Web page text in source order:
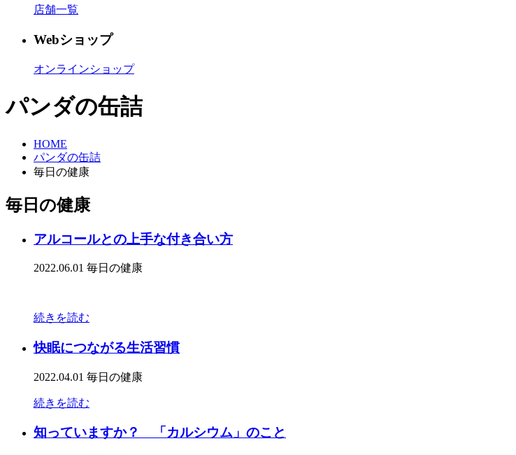
店舗一覧
Webショップ
オンラインショップ
パンダの缶詰
HOME
パンダの缶詰
毎日の健康
毎日の健康
アルコールとの上手な付き合い方
2022.06.01 毎日の健康
続きを読む
快眠につながる生活習慣
2022.04.01 毎日の健康
続きを読む
知っていますか？ 「カルシウム」のこと